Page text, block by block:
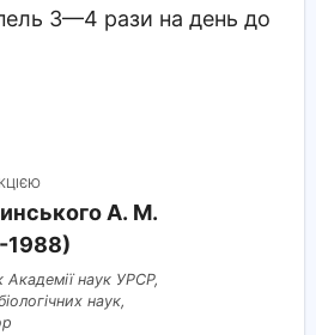
3—4 рази на день до
A. M.
1988)
Академії наук УРСР,
наук,